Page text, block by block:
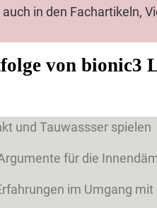
in den Fachartikeln,
von
und Tauwassser spielen
für die
im Umgang